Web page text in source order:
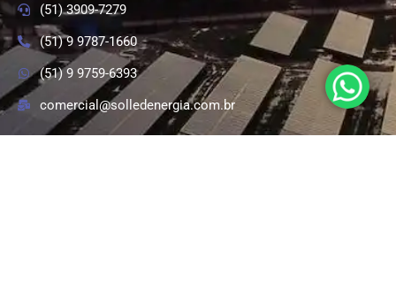
(51) 3909-7279
(51) 9 9787-1660
(51) 9 9759-6393
comercial@solledenergia.com.br